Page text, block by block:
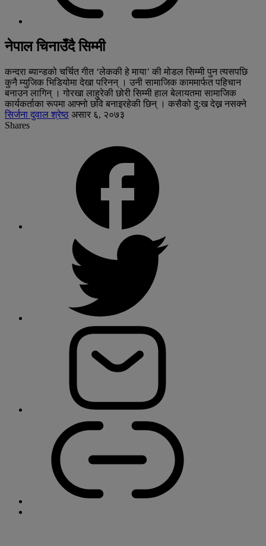
नेपाल चिनाउँदै सिम्मी
कन्दरा ब्यान्डको चर्चित गीत ‘लेककी हे माया’ की मोडल सिम्मी पुन त्यसपछि
कुनै म्युजिक भिडियोमा देखा परिनन् । उनी सामाजिक काममार्फत पहिचान
बनाउन लागिन् । गोरखा लाहुरेकी छोरी सिम्मी हाल बेलायतमा सामाजिक
कार्यकर्ताका रूपमा आफ्नो छवि बनाइरहेकी छिन् । कसैको दु:ख देख्न नसक्ने
सिर्जना दुवाल श्रेष्ठ असार ६, २०७३
Shares